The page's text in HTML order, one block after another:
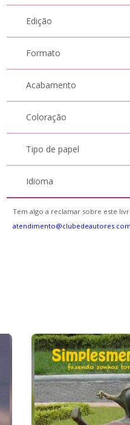
Edição
Formato
Acabamento
Coloração
Tipo de papel
Idioma
Tem algo a reclamar sobre este